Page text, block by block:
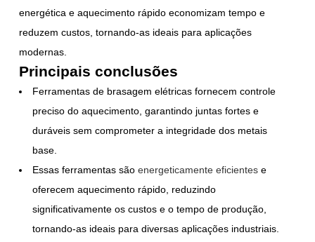
energética e aquecimento rápido economizam tempo e
reduzem custos, tornando-as ideais para aplicações
modernas.
Principais conclusões
Ferramentas de brasagem elétricas fornecem controle
preciso do aquecimento, garantindo juntas fortes e
duráveis sem comprometer a integridade dos metais
base.
Essas ferramentas são energeticamente eficientes e
oferecem aquecimento rápido, reduzindo
significativamente os custos e o tempo de produção,
tornando-as ideais para diversas aplicações industriais.